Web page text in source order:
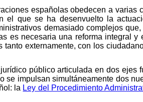
españolas obedecen a varias
el que se ha desenvuelto la
demasiado complejos
es necesaria una reforma integral y
externamente, con los
público articulada en dos ejes
se impulsan simultáneamente dos
la Ley del Procedimiento